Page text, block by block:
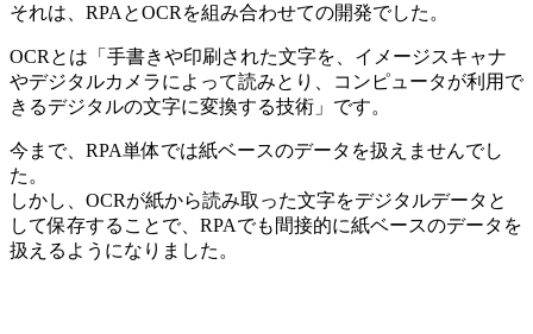
それは、 RPAとOCRを組み合わせての開発でした。
OCRとは「手書きや印刷された文字を、イメージスキャナ
やデジタルカメラによって読みとり、コンピュータが利用で
きるデジタルの文字に変換する技術」 です。
今まで、RPA単体では紙ベースのデータを扱えませんでし
た。
しかし、OCRが紙から読み取った文字をデジタルデータと
して保存することで、RPAでも間接的に紙ベースのデータを
扱えるようになりました。